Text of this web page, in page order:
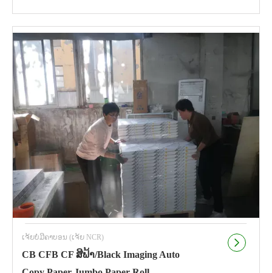
ເຈ້ຍບໍ່ມີຄາບອນ (ເຈ້ຍ NCR)
CB CFB CF ສີຟ້າ/Black Imaging Auto